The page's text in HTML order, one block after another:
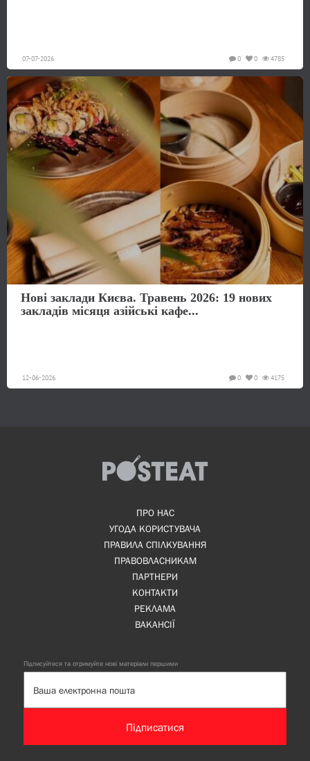
07-07-2026 4785
0
0
Нові заклади Києва. Травень 2026: 19 нових
закладів місяця азійські кафе...
12-06-2026 4175
0
0
ПРО НАС
УГОДА КОРИСТУВАЧА
ПРАВИЛА СПІЛКУВАННЯ
ПРАВОВЛАСНИКАМ
ПАРТНЕРИ
КОНТАКТИ
РЕКЛАМА
ВАКАНСІЇ
Підписуйтеся та отримуйте нові матеріали першими
Підписатися